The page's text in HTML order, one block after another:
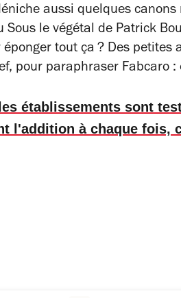
aussi quelques
Sous le végétal de Patrick
tout ça ? Des petites
pour paraphraser Fabcaro :
établissements sont
l'addition à chaque fois,